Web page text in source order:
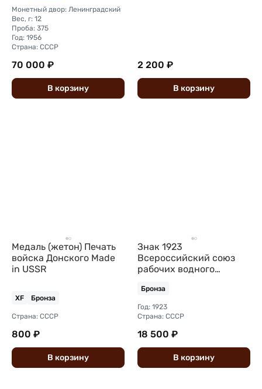
Монетный двор: Ленинградский
Вес, г: 12
Проба: 375
Год: 1956
Страна: СССР
70 000 ₽
В корзину
2 200 ₽
В корзину
Медаль (жетон) Печать
войска Донского Made
in USSR
XF Бронза
Страна: СССР
800 ₽
В корзину
Знак 1923
Всероссийский союз
рабочих водного
бронза
Бронза
Год: 1923
Страна: СССР
18 500 ₽
В корзину